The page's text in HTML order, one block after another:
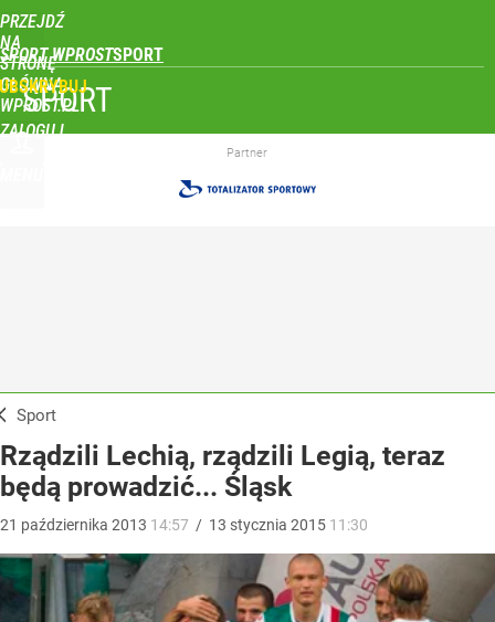
PRZEJDŹ
NA
STRONĘ
GŁÓWNĄ
WPROST.PL
SPORT WPROST
ZALOGUJ
SPORT
Partner
Sport
Rządzili Lechią, rządzili Legią, teraz
będą prowadzić... Śląsk
21 października 2013 14:57 / 13 stycznia 2015 11:30